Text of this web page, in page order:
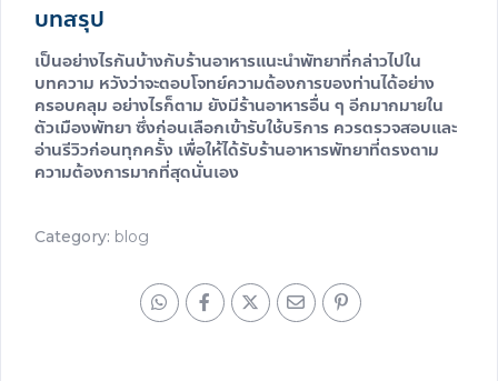
บทสรุป
เป็นอย่างไรกันบ้างกับร้านอาหารแนะนำพัทยาที่กล่าวไปใน
บทความ หวังว่าจะตอบโจทย์ความต้องการของท่านได้อย่าง
ครอบคลุม อย่างไรก็ตาม ยังมีร้านอาหารอื่น ๆ อีกมากมายใน
ตัวเมืองพัทยา ซึ่งก่อนเลือกเข้ารับใช้บริการ ควรตรวจสอบและ
อ่านรีวิวก่อนทุกครั้ง เพื่อให้ได้รับร้านอาหารพัทยาที่ตรงตาม
ความต้องการมากที่สุดนั่นเอง
Category: blog